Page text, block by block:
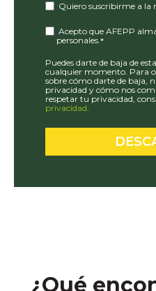
Quiero suscribirme a la
Acepto que AFEPP
personales.*
Puedes darte de baja de
cualquier momento. Para
sobre cómo darte de baja,
privacidad y cómo nos
respetar tu privacidad,
privacidad
¿Qué